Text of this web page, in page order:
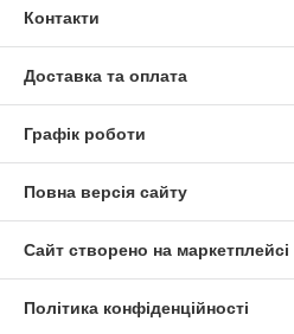
Контакти
Доставка та оплата
Графік роботи
Повна версія сайту
Сайт створено на маркетплейсі
Політика конфіденційності